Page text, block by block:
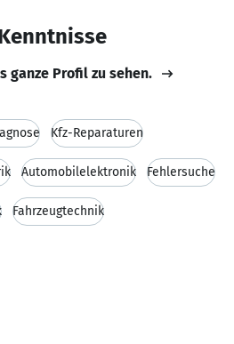
ganze Profil zu sehen.
Kfz-Reparaturen
Automobilelektronik Fehlersuche
Fahrzeugtechnik